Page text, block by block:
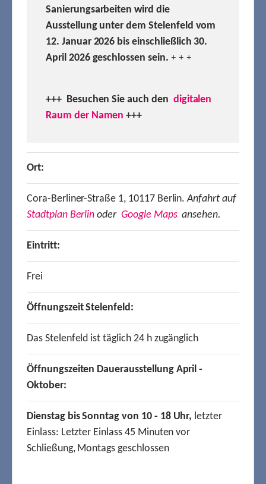
Sanierungsarbeiten wird die
Ausstellung unter dem Stelenfeld vom
12. Januar 2026 bis einschließlich 30.
April 2026 geschlossen sein. + + +
+++ Besuchen Sie auch den digitalen
Raum der Namen +++
Ort:
Cora-Berliner-Straße 1, 10117 Berlin.Anfahrt auf
Stadtplan Berlin oder Google Mapsansehen.
Eintritt:
Frei
Öffnungszeit Stelenfeld:
Das Stelenfeld ist täglich 24 h zugänglich
Öffnungszeiten Dauerausstellung April -
Oktober:
Dienstag bis Sonntag von 10 - 18 Uhr, letzter
Einlass: Letzter Einlass 45 Minuten vor
Schließung, Montags geschlossen